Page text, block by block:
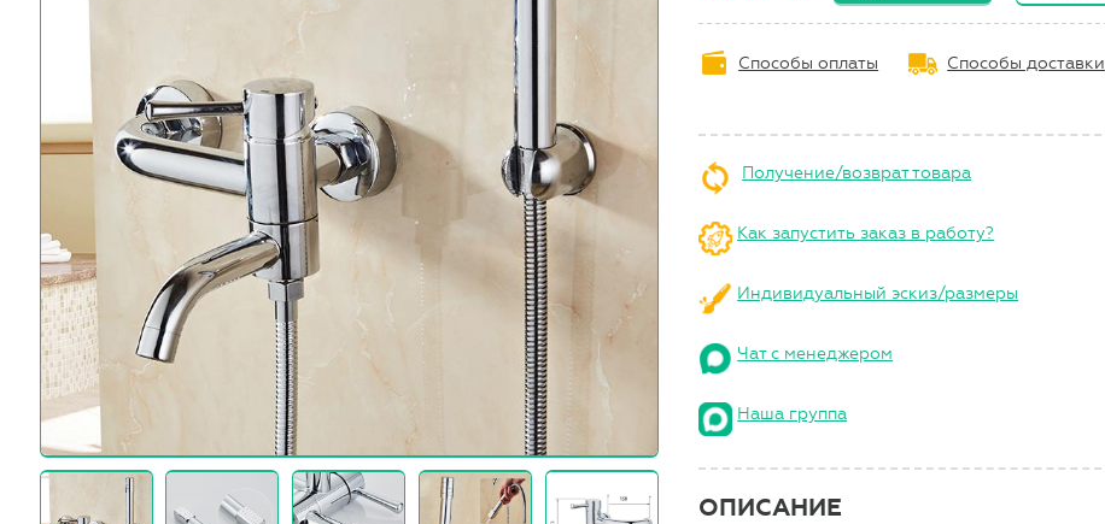
Способы оплаты Способы доставки
Получение/возврат товара
Как запустить заказ в работу?
Индивидуальный эскиз/размеры
Чат с менеджером
Наша группа
ОПИСАНИЕ